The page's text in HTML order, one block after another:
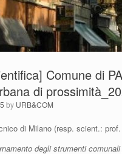
Comune di
di
by URB&COM
di Milano (resp. scient.:
degli strumenti